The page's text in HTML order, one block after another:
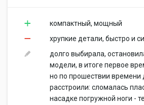
компактный, мощный
хрупкие детали, быстро и
долго выбирала,
модели, в итоге первое
но по прошествии времени
расстроили: сломалась
насадке погружной ноги -